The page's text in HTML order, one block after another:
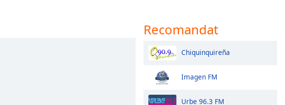
Recomandat
Chiquinquireña
Imagen FM
Urbe 96.3 FM